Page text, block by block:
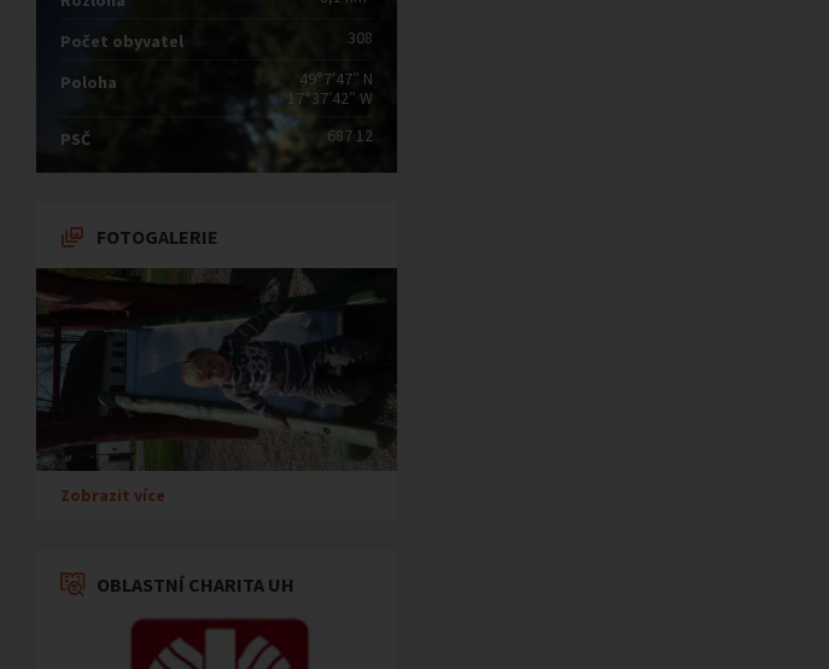
Počet obyvatel 308
Poloha
49°7′47″ N
17°37′42″ W
PSČ
687 12
FOTOGALERIE
Zobrazit více
OBLASTNÍ CHARITA UH